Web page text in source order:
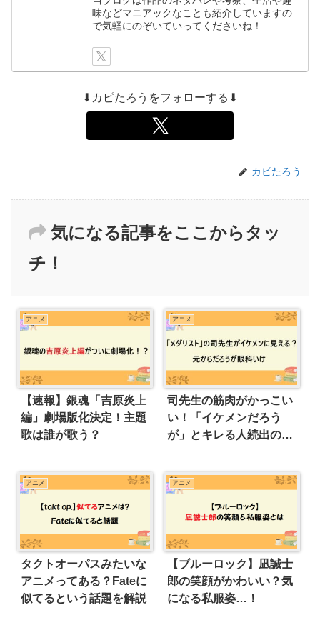
味などマニアックなことも紹介していますの
で気軽にのぞいていってくださいね！
⬇カピたろうをフォローする⬇
カピたろう
気になる記事をここからタッ
チ！
アニメ
【速報】銀魂「吉原炎上
編」劇場版化決定！主題
歌は誰が歌う？
アニメ
司先生の筋肉がかっこい
い！「イケメンだろう
が」とキレる人続出の罪
アニメ
タクトオーパスみたいな
アニメってある？Fateに
似てるという話題を解説
アニメ
【ブルーロック】凪誠士
郎の笑顔がかわいい？気
になる私服姿…！